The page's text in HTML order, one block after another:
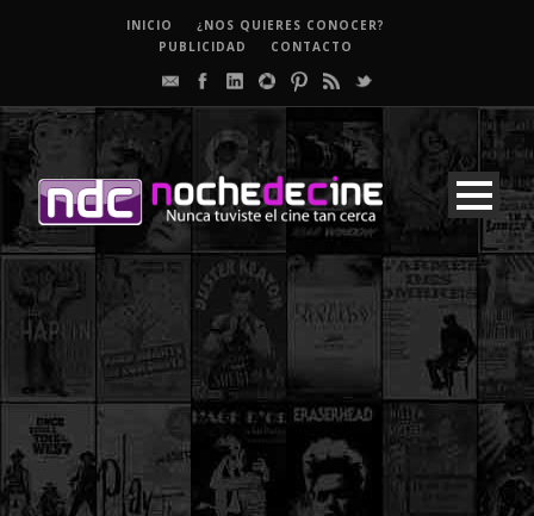
INICIO
¿NOS QUIERES CONOCER?
PUBLICIDAD
CONTACTO